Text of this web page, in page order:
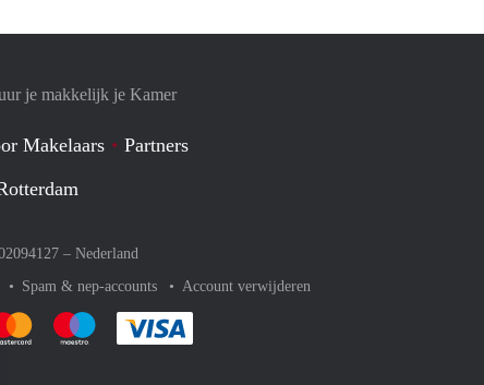
je makkelijk je Kamer
Makelaars
Partners
– Nederland
Spam & nep-accounts Account verwijderen
gemakkelijk af met Paypal
Je rekent gemakkelijk af met Mastercard
Je rekent gemakkelijk af met Meastro